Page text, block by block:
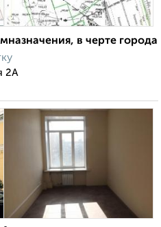
в черте города
2А